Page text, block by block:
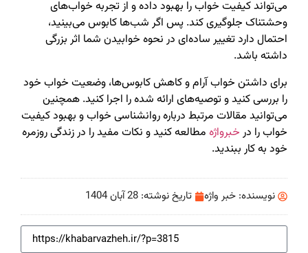
می‌تواند کیفیت خواب را بهبود داده و از تجربه خواب‌های
وحشتناک جلوگیری کند. پس اگر شب‌ها کابوس می‌بینید،
احتمال دارد تغییر ساده‌ای در نحوه خوابیدن شما اثر بزرگی
داشته باشد.
برای داشتن خواب آرام و کاهش کابوس‌ها، وضعیت خواب خود
را بررسی کنید و توصیه‌های ارائه شده را اجرا کنید. همچنین
می‌توانید مقالات مرتبط درباره روانشناسی خواب و بهبود کیفیت
خواب را در خبرواژه مطالعه کنید و نکات مفید را در زندگی روزمره
خود به کار ببندید.
نویسنده: خبر واژه تاریخ نوشته: 28 آبان 1404